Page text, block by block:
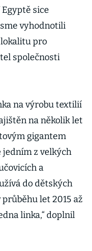
Egyptě sice
vyhodnotili
pro
společnosti
na výrobu textilií
na několik let
gigantem
jedním z velkých
a
do dětských
let 2015 až
linka,“ doplnil